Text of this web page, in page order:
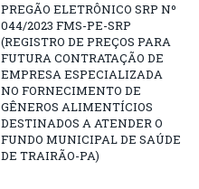
PREGÃO ELETRÔNICO SRP Nº
044/2023 FMS-PE-SRP
(REGISTRO DE PREÇOS PARA
FUTURA CONTRATAÇÃO DE
EMPRESA ESPECIALIZADA
NO FORNECIMENTO DE
GÊNEROS ALIMENTÍCIOS
DESTINADOS A ATENDER O
FUNDO MUNICIPAL DE SAÚDE
DE TRAIRÃO-PA)